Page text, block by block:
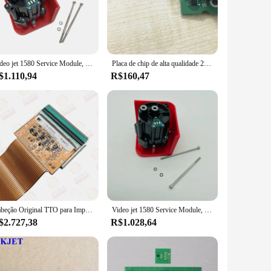
lightweight and comfortable design reduces user fatigue,
Videojet printers remain operational and efficient.
components, our wholesale vendors and suppliers are
Video jet 1580 Service Module, Coding Printer, Original, Novo, 613597 Placa de chip de alta qualidade 2431 IC com software para impressora Videojet 1210 1220 1330 1510 1520 1610 1620 1710
R$160,47
Cabeção Original TTO para Impressora Vídeo, 60230, 32mm, 408300 Video jet 1580 Service Module, 1580 M1 Printer Pressure Buffer, Original, Novo, 613597
R$1.028,64